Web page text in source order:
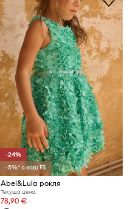
-24%
-5%* с код: FS
Abel&Lula рокля
Текуща цена:
78,90 €